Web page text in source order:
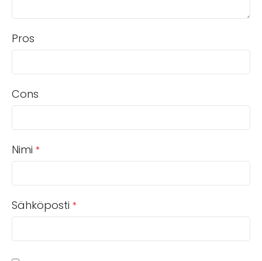
Pros
Cons
Nimi *
Sähköposti *